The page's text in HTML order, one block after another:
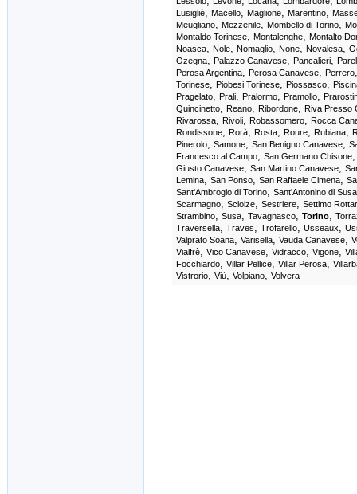
Lusigliè, Macello, Maglione, Marentino,
Meugliano, Mezzenile, Mombello di Torino,
Montaldo Torinese, Montalenghe, Montalto
Noasca, Nole, Nomaglio, None, Novalesa,
Ozegna, Palazzo Canavese, Pancalieri,
Perosa Argentina, Perosa Canavese, Perrero
Torinese, Piobesi Torinese, Piossasco,
Pragelato, Prali, Pralormo, Pramollo,
Quincinetto, Reano, Ribordone, Riva Presso
Rivarossa, Rivoli, Robassomero, Rocca
Rondissone, Rorà, Rosta, Roure, Rubiana,
Pinerolo, Samone, San Benigno Canavese,
Francesco al Campo, San Germano Chisone
Giusto Canavese, San Martino Canavese,
Lemina, San Ponso, San Raffaele Cimena,
Sant'Ambrogio di Torino, Sant'Antonino di Susa
Scarmagno, Sciolze, Sestriere, Settimo
Strambino, Susa, Tavagnasco, Torino,
Traversella, Traves, Trofarello, Usseaux,
Valprato Soana, Varisella, Vauda Canavese,
Vialfrè, Vico Canavese, Vidracco, Vigone,
Focchiardo, Villar Pellice, Villar Perosa,
Vistrorio, Viù, Volpiano, Volvera